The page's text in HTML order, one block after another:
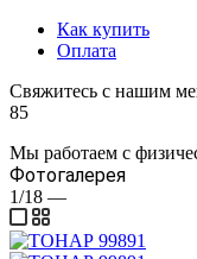
Как купить
Оплата
Свяжитесь с нашим
85
Мы работаем с
Фотогалерея
1/18 —